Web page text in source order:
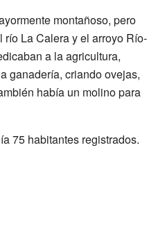
montañoso, pero
La Calera y el arroyo Río-
a la agricultura,
ganadería, criando ovejas,
había un molino para
75 habitantes registrados.